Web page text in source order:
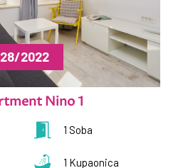
2022
Nino 1
1 Soba
1 Kupaonica